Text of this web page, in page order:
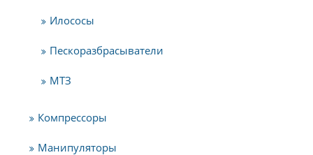
Илососы
Пескоразбрасыватели
МТЗ
Компрессоры
Манипуляторы